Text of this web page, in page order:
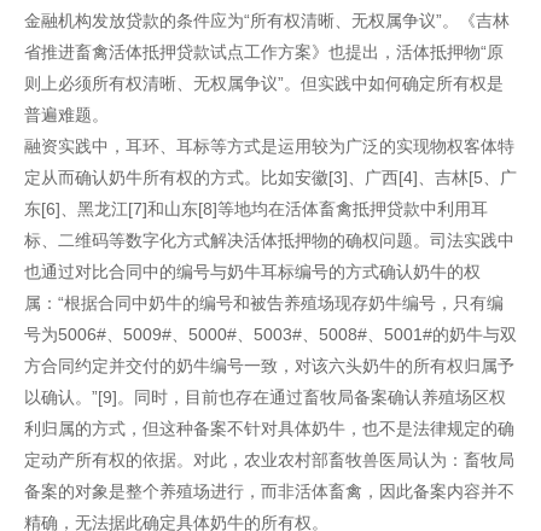
金融机构发放贷款的条件应为“所有权清晰、无权属争议”。《吉林
省推进畜禽活体抵押贷款试点工作方案》也提出，活体抵押物“原
则上必须所有权清晰、无权属争议”。但实践中如何确定所有权是
普遍难题。
融资实践中，耳环、耳标等方式是运用较为广泛的实现物权客体特
定从而确认奶牛所有权的方式。比如安徽[3]、广西[4]、吉林[5、广
东[6]、黑龙江[7]和山东[8]等地均在活体畜禽抵押贷款中利用耳
标、二维码等数字化方式解决活体抵押物的确权问题。司法实践中
也通过对比合同中的编号与奶牛耳标编号的方式确认奶牛的权
属：“根据合同中奶牛的编号和被告养殖场现存奶牛编号，只有编
号为5006#、5009#、5000#、5003#、5008#、5001#的奶牛与双
方合同约定并交付的奶牛编号一致，对该六头奶牛的所有权归属予
以确认。”[9]。同时，目前也存在通过畜牧局备案确认养殖场区权
利归属的方式，但这种备案不针对具体奶牛，也不是法律规定的确
定动产所有权的依据。对此，农业农村部畜牧兽医局认为：畜牧局
备案的对象是整个养殖场进行，而非活体畜禽，因此备案内容并不
精确，无法据此确定具体奶牛的所有权。